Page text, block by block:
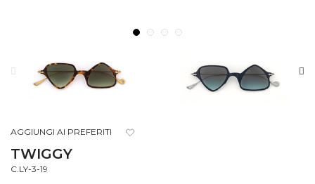
AGGIUNGI AI PREFERITI
TWIGGY
C.LY-3-19